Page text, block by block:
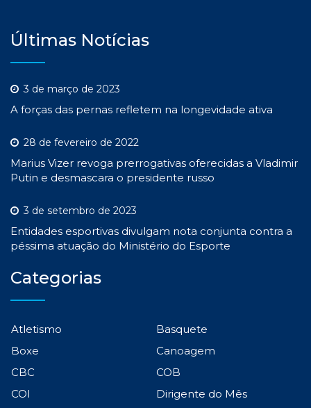
Últimas Notícias
3 de março de 2023
A forças das pernas refletem na longevidade ativa
28 de fevereiro de 2022
Marius Vizer revoga prerrogativas oferecidas a Vladimir
Putin e desmascara o presidente russo
3 de setembro de 2023
Entidades esportivas divulgam nota conjunta contra a
péssima atuação do Ministério do Esporte
Categorias
Atletismo
Basquete
Boxe
Canoagem
CBC
COB
COI
Dirigente do Mês